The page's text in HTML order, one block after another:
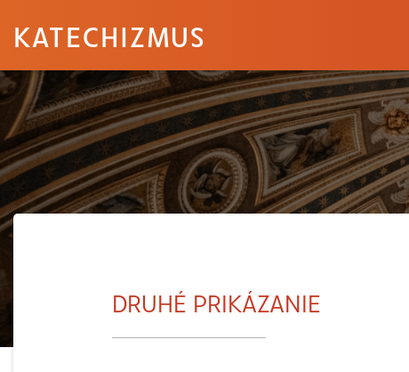
KATECHIZMUS
DRUHÉ PRIKÁZANIE